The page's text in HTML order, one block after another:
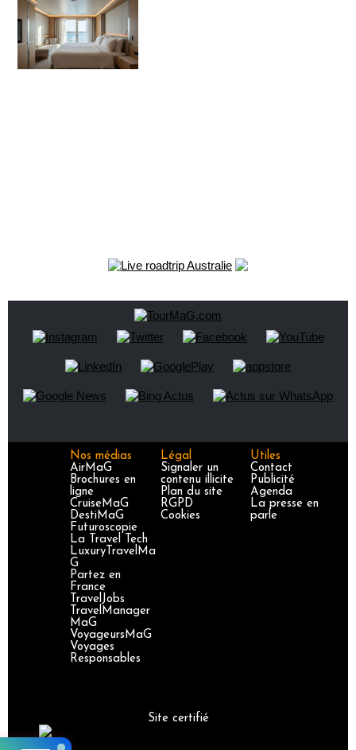
Nos médias
AirMaG
Brochures en
ligne
CruiseMaG
DestiMaG
Futuroscopie
La Travel Tech
LuxuryTravelMa
G
Partez en
France
TravelJobs
TravelManager
MaG
VoyageursMaG
Voyages
Responsables
Légal
Signaler un
contenu illicite
Plan du site
RGPD
Cookies
Utiles
Contact
Publicité
Agenda
La presse en
parle
Site certifié